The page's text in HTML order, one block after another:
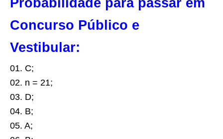
Concurso Público e
Vestibular:
01. C;
02. n = 21;
03. D;
04. B;
05. A;